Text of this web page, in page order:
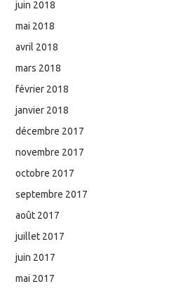
juin 2018
mai 2018
avril 2018
mars 2018
février 2018
janvier 2018
décembre 2017
novembre 2017
octobre 2017
septembre 2017
août 2017
juillet 2017
juin 2017
mai 2017